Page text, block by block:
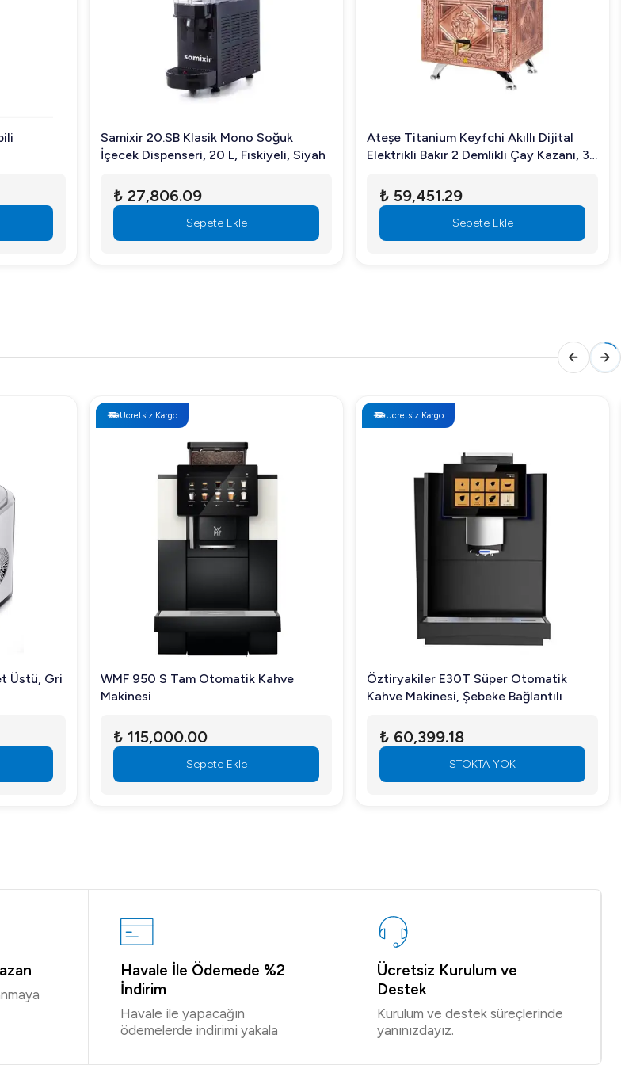
sonra, uygun temizlik maddeleriyle iç ve dış yüzeyleri temizleyebilirsiniz.
Samixir 20.SB Klasik Mono Soğuk
İçecek Dispenseri, 20 L, Fıskiyeli, Siyah
₺ 27,806.09
Sepete Ekle
Ateşe Titanium Keyfchi Akıllı Dijital
Elektrikli Bakır 2 Demlikli Çay Kazanı, 30
₺ 59,451.29
Sepete Ekle
Üstü, Gri
Ücretsiz Kargo
WMF 950 S Tam Otomatik Kahve
Makinesi
₺ 115,000.00
Sepete Ekle
Ücretsiz Kargo
Öztiryakiler E30T Süper Otomatik
Kahve Makinesi, Şebeke Bağlantılı
₺ 60,399.18
STOKTA YOK
Havale İle Ödemede %2
İndirim
Havale ile yapacağın
ödemelerde indirimi yakala
Ücretsiz Kurulum ve
Destek
Kurulum ve destek süreçlerinde
yanınızdayız.